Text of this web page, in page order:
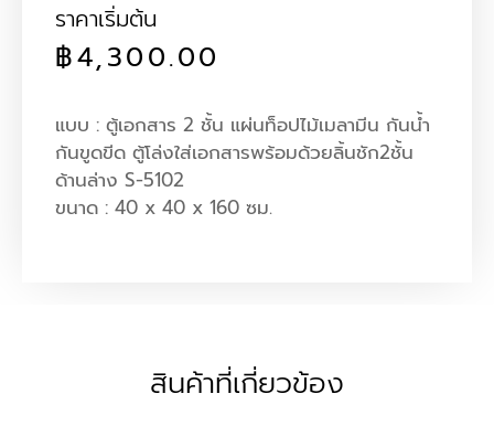
ราคาเริ่มต้น
฿4,300.00
แบบ : ตู้เอกสาร 2 ชั้น แผ่นท็อปไม้เมลามีน กันน้ำ
กันขูดขีด ตู้โล่งใส่เอกสารพร้อมด้วยลิ้นชัก2ชั้น
ด้านล่าง S-5102
ขนาด : 40 x 40 x 160 ซม.
สินค้าที่เกี่ยวข้อง